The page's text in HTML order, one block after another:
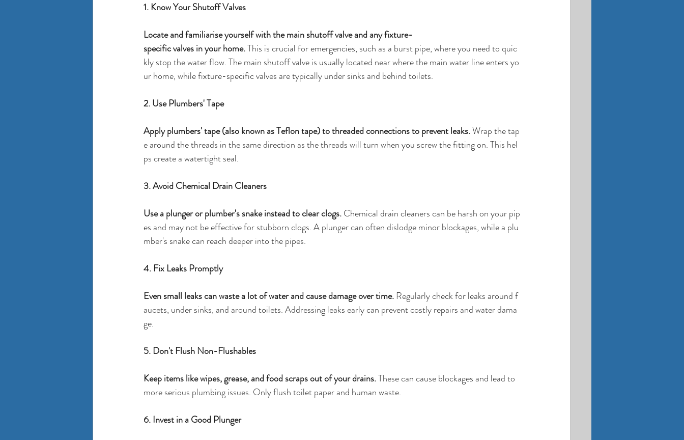
1. Know Your Shutoff Valves
Locate and familiarise yourself with the main shutoff valve and any fixture-
specific valves in your home. This is crucial for emergencies, such as a burst pipe, where you need to quic
kly stop the water flow. The main shutoff valve is usually located near where the main water line enters yo
ur home, while fixture-specific valves are typically under sinks and behind toilets.
2. Use Plumbers' Tape
Apply plumbers' tape (also known as Teflon tape) to threaded connections to prevent leaks. Wrap the tap
e around the threads in the same direction as the threads will turn when you screw the fitting on. This hel
ps create a watertight seal.
3. Avoid Chemical Drain Cleaners
Use a plunger or plumber's snake instead to clear clogs. Chemical drain cleaners can be harsh on your pip
es and may not be effective for stubborn clogs. A plunger can often dislodge minor blockages, while a plu
mber's snake can reach deeper into the pipes.
4. Fix Leaks Promptly
Even small leaks can waste a lot of water and cause damage over time. Regularly check for leaks around f
aucets, under sinks, and around toilets. Addressing leaks early can prevent costly repairs and water dama
ge.
5. Don't Flush Non-Flushables
Keep items like wipes, grease, and food scraps out of your drains. These can cause blockages and lead to
more serious plumbing issues. Only flush toilet paper and human waste.
6. Invest in a Good Plunger